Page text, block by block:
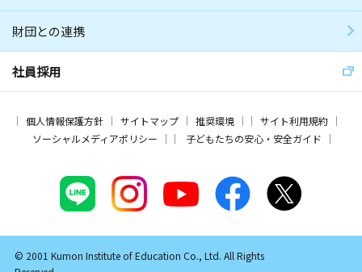
財団との連携
社員採用
個人情報保護方針 サイトマップ 推奨環境
サイト利用規約
ソーシャルメディアポリシー
子どもたちの安心・安全ガイド
© 2001 Kumon Institute of Education Co., Ltd. All Rights